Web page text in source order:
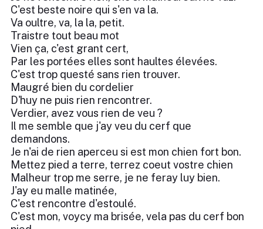
C'est beste noire qui s'en va la.
Va oultre, va, la la, petit.
Traistre tout beau mot
Vien ça, c'est grant cert,
Par les portées elles sont haultes élevées.
C'est trop questé sans rien trouver.
Maugré bien du cordelier
D'huy ne puis rien rencontrer.
Verdier, avez vous rien de veu ?
Il me semble que j'ay veu du cerf que
demandons.
Je n'ai de rien aperceu si est mon chien fort bon.
Mettez pied a terre, terrez coeut vostre chien
Malheur trop me serre, je ne feray luy bien.
J'ay eu malle matinée,
C'est rencontre d'estoulé.
C'est mon, voycy ma brisée, vela pas du cerf bon